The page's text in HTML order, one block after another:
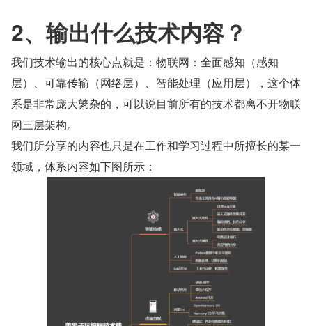
2、输出什么技术内容？
我们技术输出的核心点就是：物联网：全面感知（感知
层）、可靠传输（网络层）、智能处理（应用层），这个体
系是非常庞大繁杂的，可以说目前所有的技术都离不开物联
网三层架构。
我们所分享的内容也只是在工作和学习过程中所擅长的某一
领域，体系内容如下图所示：